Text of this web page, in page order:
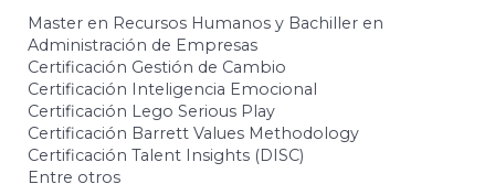
Master en Recursos Humanos y Bachiller en
Administración de Empresas
Certificación Gestión de Cambio
Certificación Inteligencia Emocional
Certificación Lego Serious Play
Certificación Barrett Values Methodology
Certificación Talent Insights (DISC)
Entre otros